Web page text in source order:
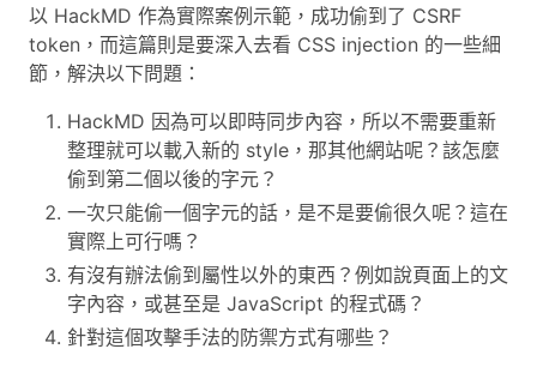
以 HackMD 作為實際案例示範，成功偷到了 CSRF
token，而這篇則是要深入去看 CSS injection 的一些細
節，解決以下問題：
HackMD 因為可以即時同步內容，所以不需要重新
整理就可以載入新的 style，那其他網站呢？該怎麼
偷到第二個以後的字元？
一次只能偷一個字元的話，是不是要偷很久呢？這在
實際上可行嗎？
有沒有辦法偷到屬性以外的東西？例如說頁面上的文
字內容，或甚至是 JavaScript 的程式碼？
針對這個攻擊手法的防禦方式有哪些？